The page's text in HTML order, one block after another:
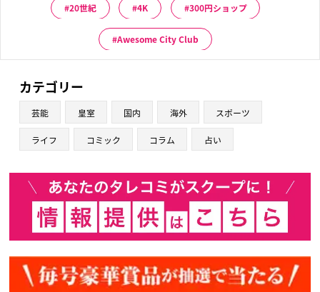
20世紀 4K 300円ショップ
Awesome City Club
カテゴリー
芸能 皇室 国内 海外 スポーツ
ライフ コミック コラム 占い